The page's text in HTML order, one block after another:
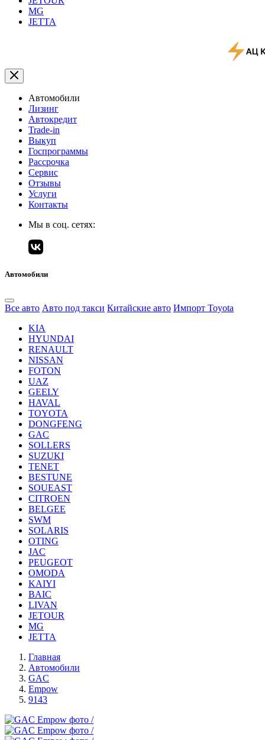
MG
JETTA
Автомобили
Лизинг
Автокредит
Trade-in
Выкуп
Госпрограммы
Рассрочка
Сервис
Отзывы
Услуги
Контакты
Мы в соц. сетях:
Автомобили
Все авто Авто под такси Китайские авто Импорт Toyota
KIA
HYUNDAI
RENAULT
NISSAN
FOTON
UAZ
GEELY
HAVAL
TOYOTA
DONGFENG
GAC
SOLLERS
SUZUKI
TENET
BESTUNE
SOUEAST
CITROEN
BELGEE
SWM
SOLARIS
OTING
JAC
PEUGEOT
OMODA
KAIYI
BAIC
LIVAN
JETOUR
MG
JETTA
Главная
Автомобили
GAC
Empow
9143